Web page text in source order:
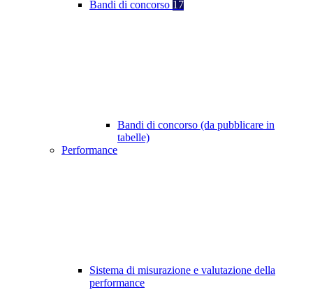
Bandi di concorso 17
Bandi di concorso (da pubblicare in
tabelle)
Performance
Sistema di misurazione e valutazione della
performance